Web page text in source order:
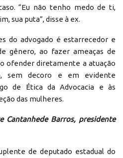
“Eu não tenho medo de ti,
sua puta”, disse à ex.
do advogado é estarrecedor e
gênero, ao fazer ameaças de
ofender diretamente a atuação
sem decoro e em evidente
de Ética da Advocacia e às
das mulheres.
Cantanhede Barros, presidente
de deputado estadual do